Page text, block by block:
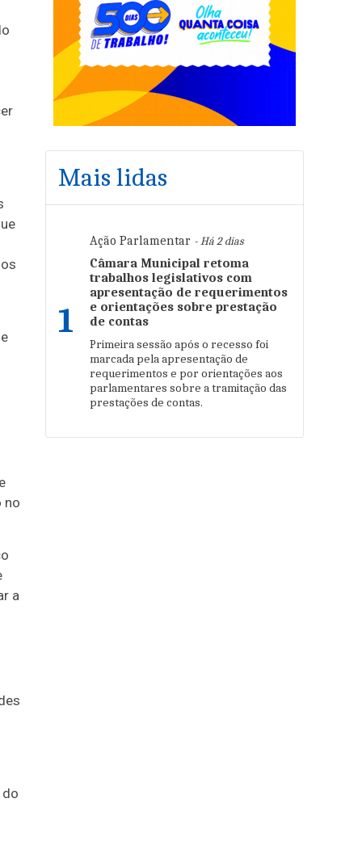
no
a
do
Mais lidas
1
Ação Parlamentar - Há 2 dias
Câmara Municipal retoma
trabalhos legislativos com
apresentação de requerimentos
e orientações sobre prestação
de contas
Primeira sessão após o recesso foi
marcada pela apresentação de
requerimentos e por orientações aos
parlamentares sobre a tramitação das
prestações de contas.